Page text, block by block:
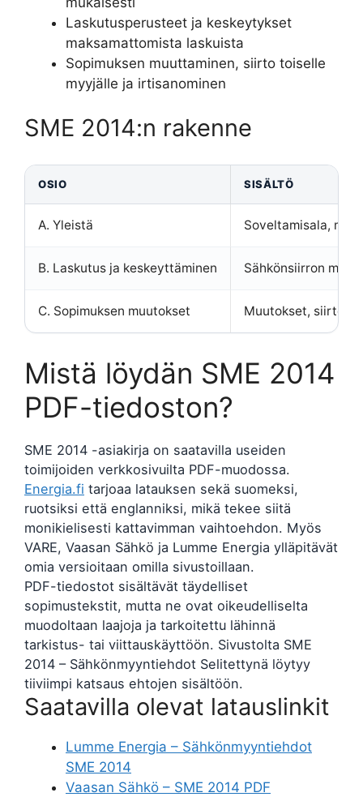
Laskutusperusteet ja keskeytykset
maksamattomista laskuista
Sopimuksen muuttaminen, siirto toiselle
myyjälle ja irtisanominen
SME 2014:n rakenne
OSIO SISÄLTÖ
A. Yleistä Soveltamisala,
B. Laskutus ja keskeyttäminen Sähkönsiirron
C. Sopimuksen muutokset Muutokset, siirto
Mistä löydän SME 2014
PDF-tiedoston?
SME 2014 -asiakirja on saatavilla useiden
toimijoiden verkkosivuilta PDF-muodossa.
Energia.fi tarjoaa latauksen sekä suomeksi,
ruotsiksi että englanniksi, mikä tekee siitä
monikielisesti kattavimman vaihtoehdon. Myös
VARE, Vaasan Sähkö ja Lumme Energia ylläpitävät
omia versioitaan omilla sivustoillaan.
PDF-tiedostot sisältävät täydelliset
sopimustekstit, mutta ne ovat oikeudelliselta
muodoltaan laajoja ja tarkoitettu lähinnä
tarkistus- tai viittauskäyttöön. Sivustolta SME
2014 – Sähkönmyyntiehdot Selitettynä löytyy
tiiviimpi katsaus ehtojen sisältöön.
Saatavilla olevat latauslinkit
Lumme Energia – Sähkönmyyntiehdot
SME 2014
Vaasan Sähkö – SME 2014 PDF